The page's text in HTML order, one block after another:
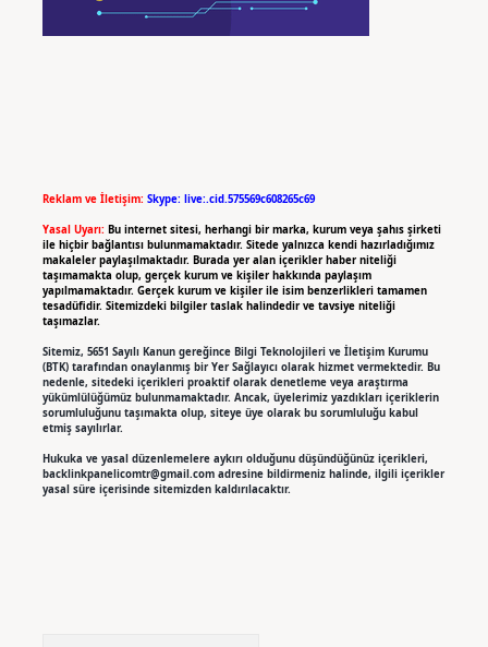
Reklam ve İletişim: Skype: live:.cid.575569c608265c69
Yasal Uyarı: Bu internet sitesi, herhangi bir marka, kurum veya şahıs şirketi
ile hiçbir bağlantısı bulunmamaktadır. Sitede yalnızca kendi hazırladığımız
makaleler paylaşılmaktadır. Burada yer alan içerikler haber niteliği
taşımamakta olup, gerçek kurum ve kişiler hakkında paylaşım
yapılmamaktadır. Gerçek kurum ve kişiler ile isim benzerlikleri tamamen
tesadüfidir. Sitemizdeki bilgiler taslak halindedir ve tavsiye niteliği
taşımazlar.
Sitemiz, 5651 Sayılı Kanun gereğince Bilgi Teknolojileri ve İletişim Kurumu
(BTK) tarafından onaylanmış bir Yer Sağlayıcı olarak hizmet vermektedir. Bu
nedenle, sitedeki içerikleri proaktif olarak denetleme veya araştırma
yükümlülüğümüz bulunmamaktadır. Ancak, üyelerimiz yazdıkları içeriklerin
sorumluluğunu taşımakta olup, siteye üye olarak bu sorumluluğu kabul
etmiş sayılırlar.
Hukuka ve yasal düzenlemelere aykırı olduğunu düşündüğünüz içerikleri,
backlinkpanelicomtr@gmail.comadresine bildirmeniz halinde, ilgili içerikler
yasal süre içerisinde sitemizden kaldırılacaktır.